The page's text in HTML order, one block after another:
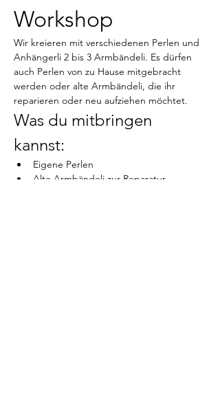
Workshop
Wir kreieren mit verschiedenen Perlen und
Anhängerli 2 bis 3 Armbändeli. Es dürfen
auch Perlen von zu Hause mitgebracht
werden oder alte Armbändeli, die ihr
reparieren oder neu aufziehen möchtet.
Was du mitbringen
kannst:
Eigene Perlen
Alte Armbändeli zur Reparatur